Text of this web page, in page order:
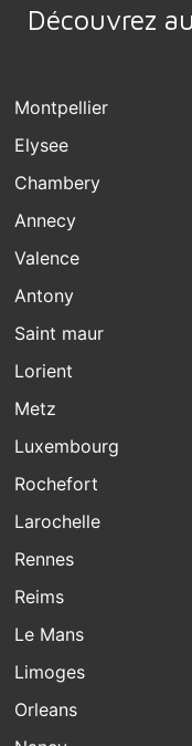
Découvrez
Montpellier
Elysee
Chambery
Annecy
Valence
Antony
Saint maur
Lorient
Metz
Luxembourg
Rochefort
Larochelle
Rennes
Reims
Le Mans
Limoges
Orleans